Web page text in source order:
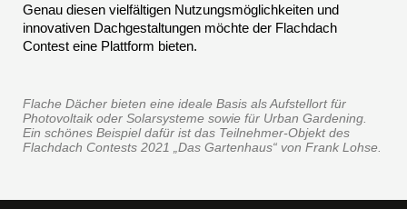
Genau diesen vielfältigen Nutzungsmöglichkeiten und
innovativen Dachgestaltungen möchte der Flachdach
Contest eine Plattform bieten.
Flache Dächer bieten eine ideale Basis als Aufstellort für
Photovoltaik oder Solarsysteme sowie für Urban Gardening.
Ein schönes Beispiel dafür ist das Teilnehmer-Objekt des
Flachdach Contests 2021 „Das Gartenhaus“ von Frank Lohse.